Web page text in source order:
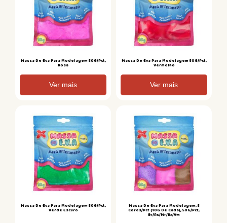
Massa De Eva Para Modelagem 50G/Pct,
Rosa
Ver mais
Massa De Eva Para Modelagem 50G/Pct,
Vermelho
Ver mais
Massa De Eva Para Modelagem 50G/Pct,
Verde Escuro
Massa De Eva Para Modelagem, 5
Cores/Pct (10G De Cada), 50G/Pct,
Br/Rs/Mr/Rx/Vm